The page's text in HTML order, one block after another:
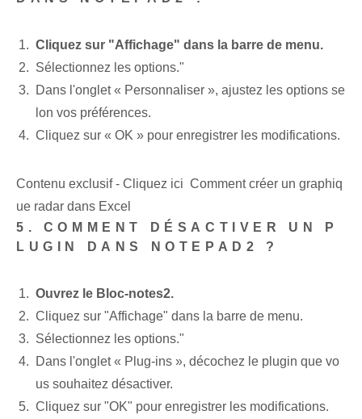
Cliquez sur "Affichage" dans la barre de menu.
Sélectionnez les options."
Dans l'onglet « Personnaliser », ajustez les options se
lon vos préférences.
Cliquez sur « OK » pour enregistrer les modifications.
Contenu exclusif - Cliquez ici Comment créer un graphiq
ue radar dans Excel
5. COMMENT DÉSACTIVER UN P
LUGIN DANS NOTEPAD2 ?
Ouvrez le Bloc-notes2.
Cliquez sur "Affichage" dans la barre de menu.
Sélectionnez les options."
Dans l'onglet « Plug-ins », décochez le plugin que vo
us souhaitez désactiver.
Cliquez sur "OK" pour enregistrer les modifications.